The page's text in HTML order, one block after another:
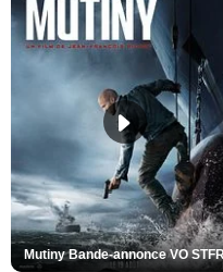
Mutiny Bande-annonce VO STFR